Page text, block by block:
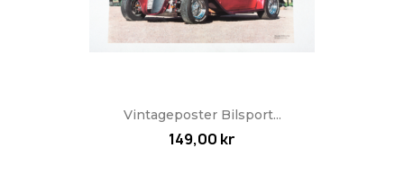
Vintageposter Bilsport...
149,00 kr